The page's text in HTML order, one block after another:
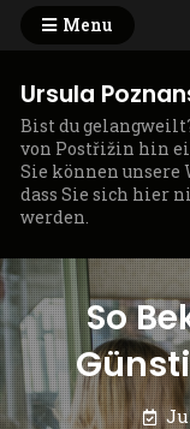
Skip
content
Menu
Ursula
Bist du
von Postřižin hin
Sie können unsere
dass Sie sich hier
werden.
So